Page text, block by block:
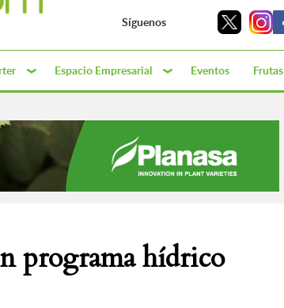
Síguenos
Espacio Empresarial Eventos Frutas
programa hídrico